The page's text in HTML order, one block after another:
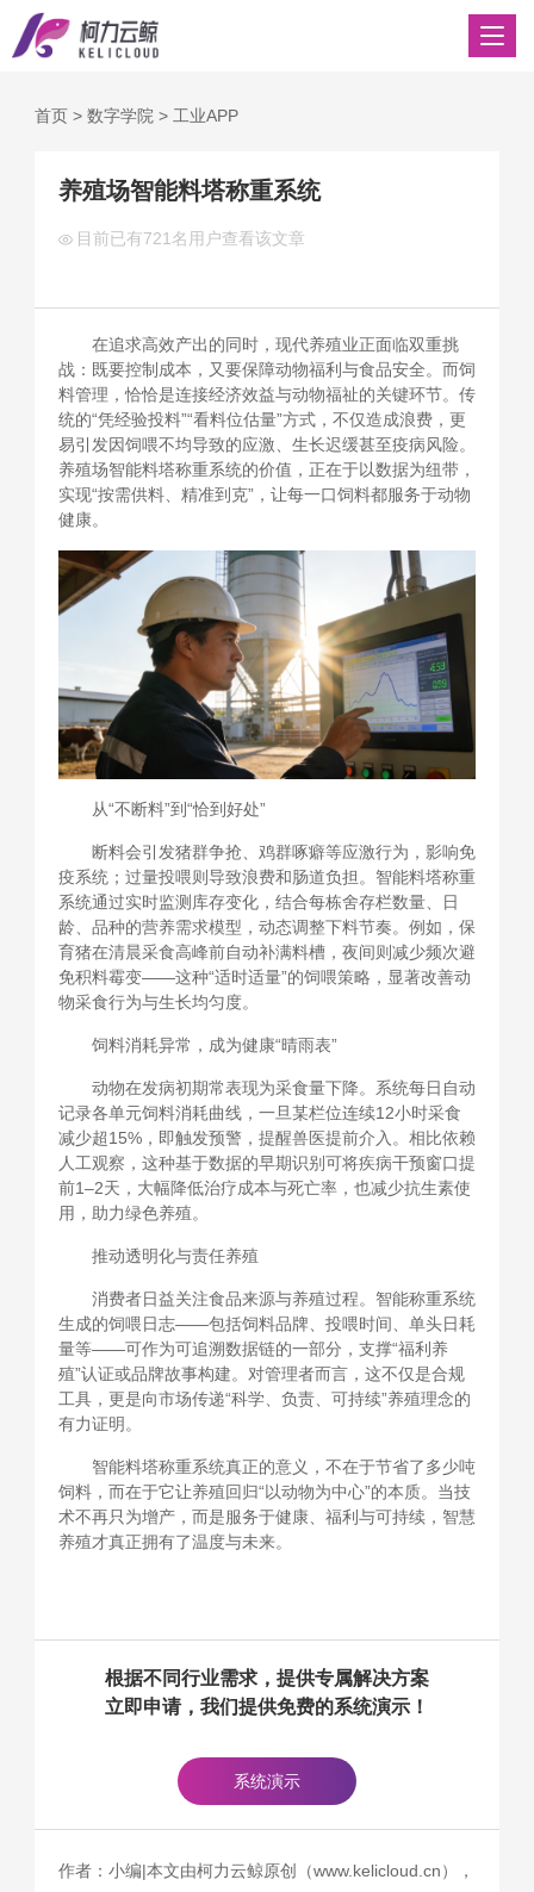
首页> 数字学院 > 工业APP
养殖场智能料塔称重系统
目前已有721名用户查看该文章
在追求高效产出的同时，现代养殖业正面临双重挑
战：既要控制成本，又要保障动物福利与食品安全。而饲
料管理，恰恰是连接经济效益与动物福祉的关键环节。传
统的“凭经验投料”“看料位估量”方式，不仅造成浪费，更
易引发因饲喂不均导致的应激、生长迟缓甚至疫病风险。
养殖场智能料塔称重系统的价值，正在于以数据为纽带，
实现“按需供料、精准到克”，让每一口饲料都服务于动物
健康。
从“不断料”到“恰到好处”
断料会引发猪群争抢、鸡群啄癖等应激行为，影响免
疫系统；过量投喂则导致浪费和肠道负担。智能料塔称重
系统通过实时监测库存变化，结合每栋舍存栏数量、日
龄、品种的营养需求模型，动态调整下料节奏。例如，保
育猪在清晨采食高峰前自动补满料槽，夜间则减少频次避
免积料霉变——这种“适时适量”的饲喂策略，显著改善动
物采食行为与生长均匀度。
饲料消耗异常，成为健康“晴雨表”
动物在发病初期常表现为采食量下降。系统每日自动
记录各单元饲料消耗曲线，一旦某栏位连续12小时采食
减少超15%，即触发预警，提醒兽医提前介入。相比依赖
人工观察，这种基于数据的早期识别可将疾病干预窗口提
前1–2天，大幅降低治疗成本与死亡率，也减少抗生素使
用，助力绿色养殖。
推动透明化与责任养殖
消费者日益关注食品来源与养殖过程。智能称重系统
生成的饲喂日志——包括饲料品牌、投喂时间、单头日耗
量等——可作为可追溯数据链的一部分，支撑“福利养
殖”认证或品牌故事构建。对管理者而言，这不仅是合规
工具，更是向市场传递“科学、负责、可持续”养殖理念的
有力证明。
智能料塔称重系统真正的意义，不在于节省了多少吨
饲料，而在于它让养殖回归“以动物为中心”的本质。当技
术不再只为增产，而是服务于健康、福利与可持续，智慧
养殖才真正拥有了温度与未来。
根据不同行业需求，提供专属解决方案
立即申请，我们提供免费的系统演示！
系统演示
作者：小编|本文由柯力云鲸原创（www.kelicloud.cn），